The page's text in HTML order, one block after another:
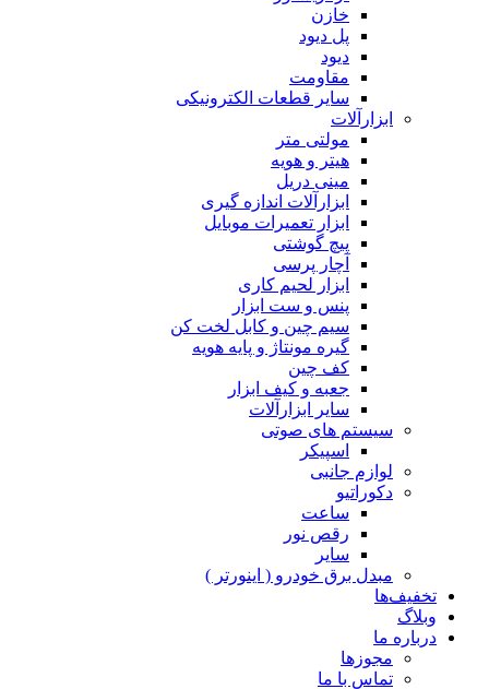
خازن
پل دیود
دیود
مقاومت
سایر قطعات الکترونیکی
ابزارآلات
مولتی متر
هیتر و هویه
مینی دریل
ابزارآلات اندازه گیری
ابزار تعمیرات موبایل
پیچ گوشتی
آچار پرسی
ابزار لحیم کاری
پنس و ست ابزار
سیم چین و کابل لخت کن
گیره مونتاژ و پایه هویه
کف چین
جعبه و کیف ابزار
سایر ابزارآلات
سیستم های صوتی
اسپیکر
لوازم جانبی
دکوراتیو
ساعت
رقص نور
سایر
مبدل برق خودرو ( اینورتر )
تخفیف‌ها
وبلاگ
درباره ما
مجوزها
تماس با ما